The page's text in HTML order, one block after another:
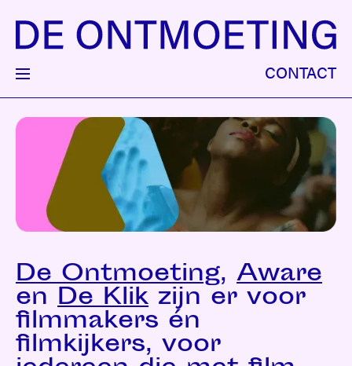
CONTACT
De Ontmoeting, Aware
en De Klik zijn er voor
filmmakers én
filmkijkers, voor